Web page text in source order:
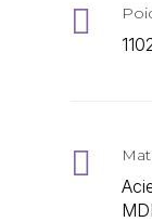

